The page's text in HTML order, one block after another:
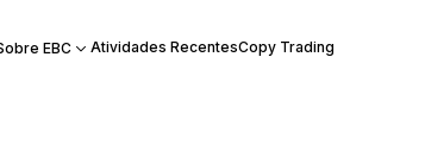
EBC Atividades RecentesCopy Trading